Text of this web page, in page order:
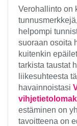
Verohallinto on
helpompi
suoraan osoita
kuitenkin
tarkista taustat
liikesuhteesta
havainnoistasi
estäminen on
tavoitteena on